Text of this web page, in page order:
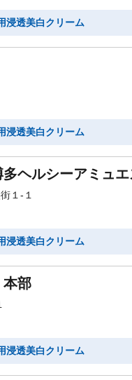
透美白クリーム
透美白クリーム
ヘルシーアミュエ
１-１
透美白クリーム
部
透美白クリーム